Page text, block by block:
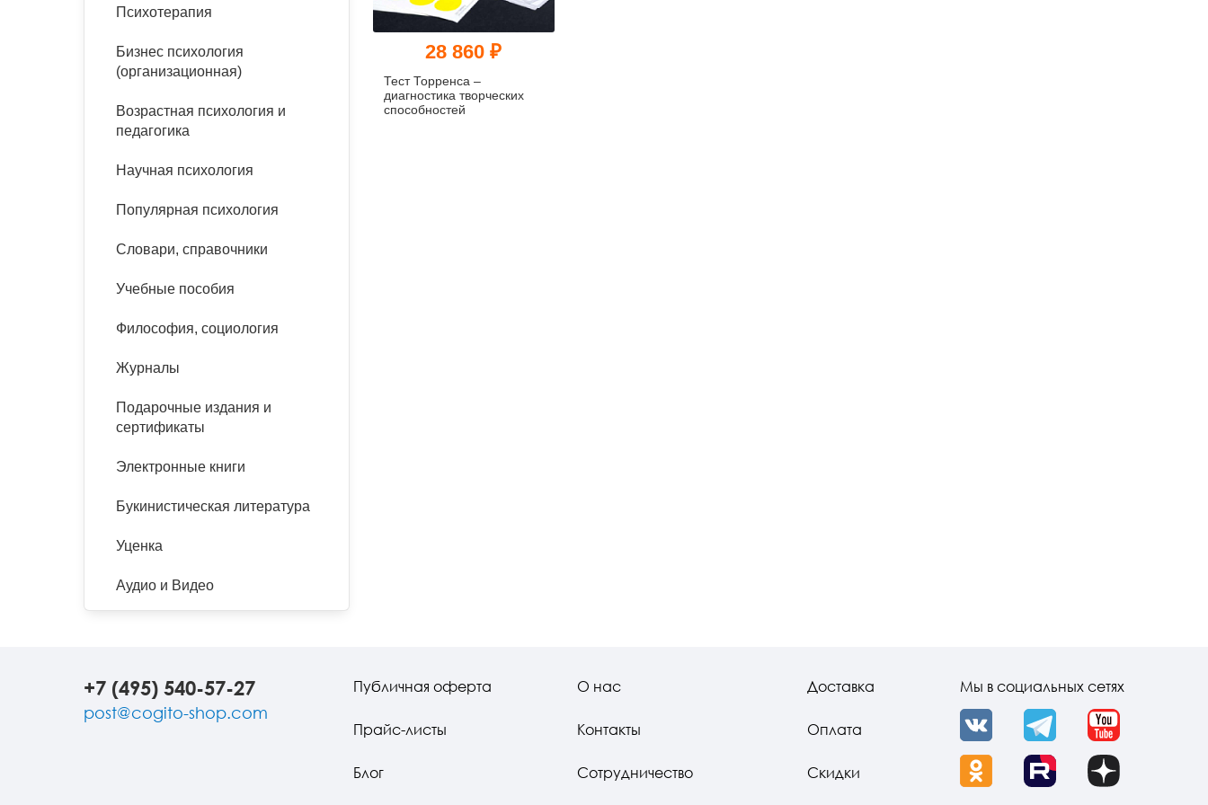
панические атаки
Психодрама
Сказкотерапия
психотерапии
Классический, эриксоновский
эргономика
Социальная психология
Психология развития
организационная психология
психоанализ
Психотерапия
Бизнес психология
(организационная)
Возрастная психология и
педагогика
Научная психология
Популярная психология
Словари, справочники
Учебные пособия
Философия, социология
Журналы
Подарочные издания и
сертификаты
Электронные книги
Букинистическая литература
Уценка
Аудио и Видео
28 860 ₽
Тест Торренса –
диагностика творческих
способностей
+7 (495) 540-57-27
post@cogito-shop.com
Публичная оферта
Прайс-листы
Блог
О нас
Контакты
Сотрудничество
Доставка
Оплата
Скидки
Мы в социальных сетях
VK Telegram YouTube
OK Rutube Dzen